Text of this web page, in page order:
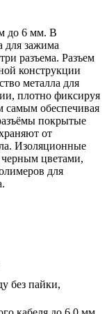
до 6 мм. В
для зажима
разъема. Разъем
конструкции
металла для
плотно фиксируя
самым обеспечивая
покрытые
от
Изоляционные
цветами,
для
без пайки,